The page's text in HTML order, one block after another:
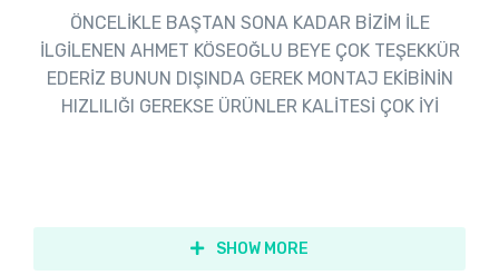
ÖNCELİKLE BAŞTAN SONA KADAR BİZİM İLE
İLGİLENEN AHMET KÖSEOĞLU BEYE ÇOK TEŞEKKÜR
EDERİZ BUNUN DIŞINDA GEREK MONTAJ EKİBİNİN
HIZLILIĞI GEREKSE ÜRÜNLER KALİTESİ ÇOK İYİ
SHOW MORE